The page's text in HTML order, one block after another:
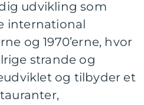
udvikling som
international
og 1970’erne, hvor
strande og
og tilbyder et